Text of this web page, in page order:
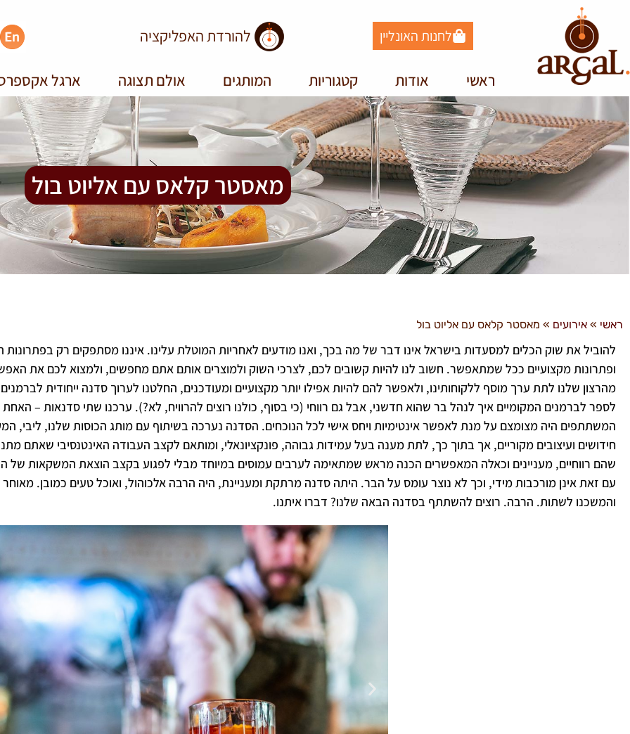
לחנות האונליין להורדת האפליקציה
ראשי אודות קטגוריות המותגים אולם תצוגה ארגל
מאסטר קלאס עם אליוט בול
ראשי » אירועים » מאסטר קלאס עם אליוט בול
להוביל את שוק הכלים למסעדות בישראל אינו דבר של מה בכך, ואנו מודעים לאחריות המוטלת עלינו. איננו מסתפקים רק
ופתרונות מקצועיים ככל שמתאפשר. חשוב לנו להיות קשובים לכם, לצרכי השוק ולמוצרים אותם אתם מחפשים, ולמצוא לכם את
מהרצון שלנו לתת ערך מוסף ללקוחותינו, ולאפשר להם להיות אפילו יותר מקצועיים ומעודכנים, החלטנו לערוך סדנה ייחודית
לספר לברמנים המקומיים איך לנהל בר שהוא חדשני, אבל גם רווחי (כי בסוף, כולנו רוצים להרוויח, לא?). ערכנו שתי סדנאות –
המשתתפים היה מצומצם על מנת לאפשר אינטימיות ויחס אישי לכל הנוכחים. הסדנה נערכה בשיתוף עם מותג הכוסות שלנו, ליבי,
שהם רווחיים, מעניינים וכאלה המאפשרים הכנה מראש שמתאימה לערבים עמוסים במיוחד מבלי לפגוע בקצב הוצאת המשקאות של
עם זאת אינן מורכבות מידי, וכך לא נוצר עומס על הבר. היתה סדנה מרתקת ומעניינת, היה הרבה אלכוהול, ואוכל טעים כמובן.
והמשכנו לשתות. הרבה. רוצים להשתתף בסדנה הבאה שלנו? דברו איתנו.